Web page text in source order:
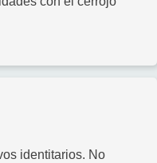
identitarios. No